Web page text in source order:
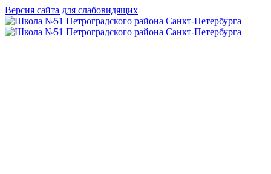
Версия сайта для слабовидящих